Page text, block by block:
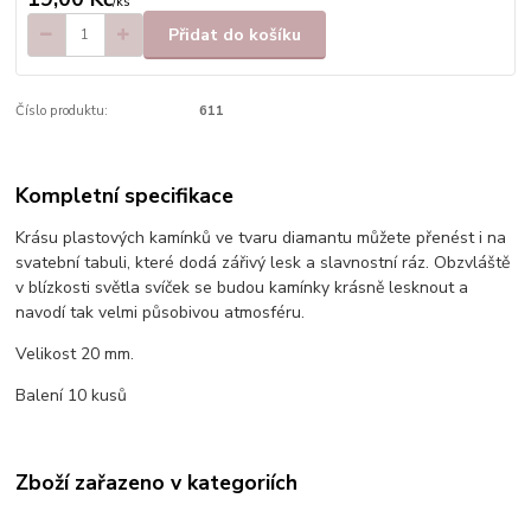
Přidat do košíku
Číslo produktu: 611
Kompletní specifikace
Krásu plastových kamínků ve tvaru diamantu můžete přenést i na
svatební tabuli, které dodá zářivý lesk a slavnostní ráz. Obzvláště
v blízkosti světla svíček se budou kamínky krásně lesknout a
navodí tak velmi působivou atmosféru.
Velikost 20 mm.
Balení 10 kusů
Zboží zařazeno v kategoriích